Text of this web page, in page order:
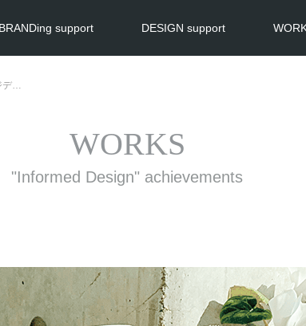
BRANDing support DESIGN support
デ…
WORKS
"Informed Design" achievements